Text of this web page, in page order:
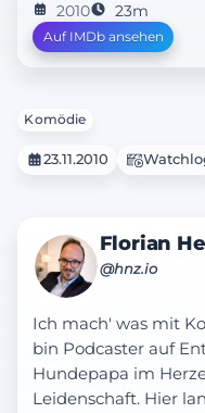
und verpasst somit
Mittlerweile
der neue Blitz sei …
2010 23m
Auf IMDb ansehen
Komödie
23.11.2010
Florian
@hnz.io
Ich mach' was mit
bin Podcaster auf
Hundepapa im
Leidenschaft. Hier